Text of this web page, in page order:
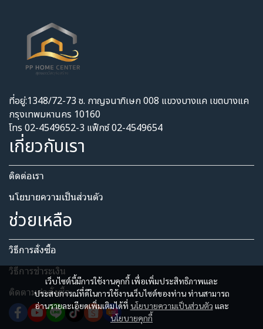
เว็บไซต์นี้มีการใช้งานคุกกี้ เพื่อเพิ่มประสิทธิภาพและ
ประสบการณ์ที่ดีในการใช้งานเว็บไซต์ของท่าน ท่านสามารถ
อ่านรายละเอียดเพิ่มเติมได้ที่ นโยบายความเป็นส่วนตัว และ
นโยบายคุกกี้
ที่อยู่:1348/72-73 ซ. กาญจนาภิเษก 008 แขวงบางแค เขตบางแค
กรุงเทพมหานคร 10160
โทร 02-4549652-3 แฟ็กซ์ 02-4549654
เกี่ยวกับเรา
ติดต่อเรา
นโยบายความเป็นส่วนตัว​
ช่วยเหลือ
วิธีการสั่งซื้อ
วิธีการชำระเงิน
ติดตามคำสั่งซื้อ